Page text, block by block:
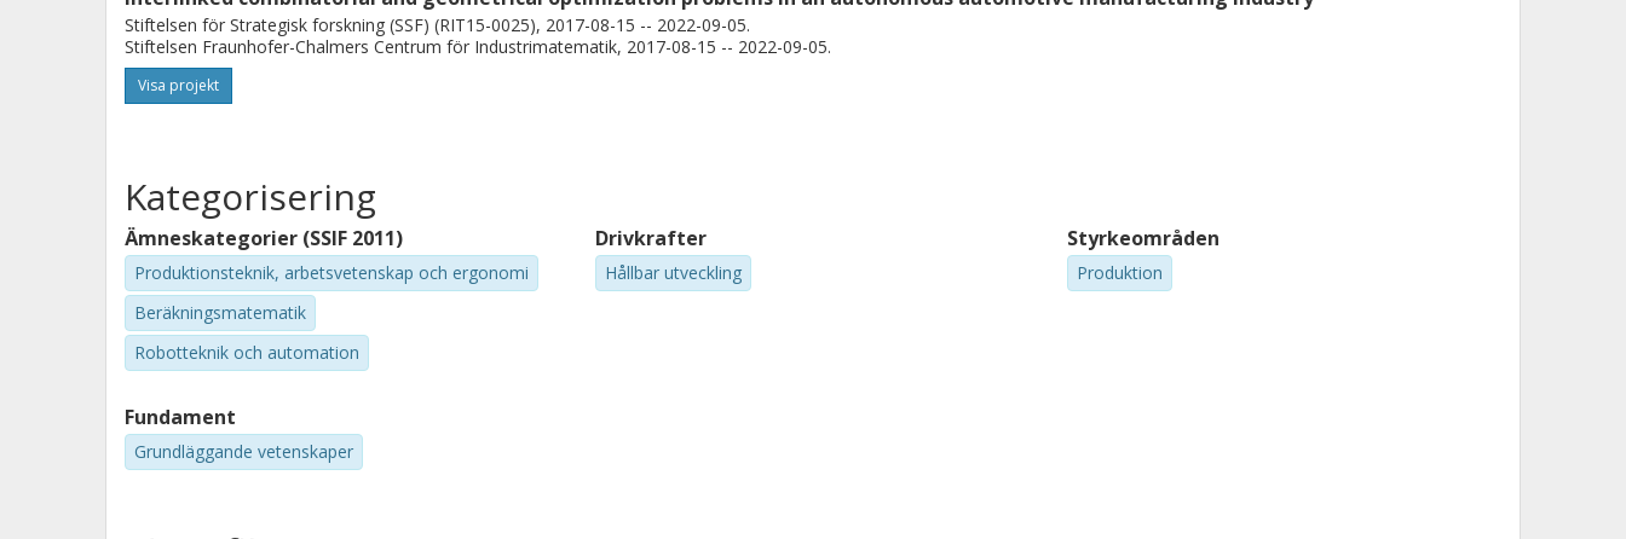
Stiftelsen för Strategisk forskning (SSF) (RIT15-0025), 2017-08-15 -- 2022-09-05.
Stiftelsen Fraunhofer-Chalmers Centrum för Industrimatematik, 2017-08-15 -- 2022-09-05.
Visa projekt
Kategorisering
Ämneskategorier (SSIF 2011)
Produktionsteknik, arbetsvetenskap och ergonomi
Beräkningsmatematik
Robotteknik och automation
Drivkrafter
Hållbar utveckling
Styrkeområden
Produktion
Fundament
Grundläggande vetenskaper